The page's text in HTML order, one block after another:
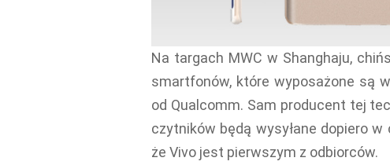
Na targach MWC w Shanghaju,
smartfonów, które wyposażone są
od Qualcomm. Sam producent tej
czytników będą wysyłane dopiero
że Vivo jest pierwszym z odbiorców.